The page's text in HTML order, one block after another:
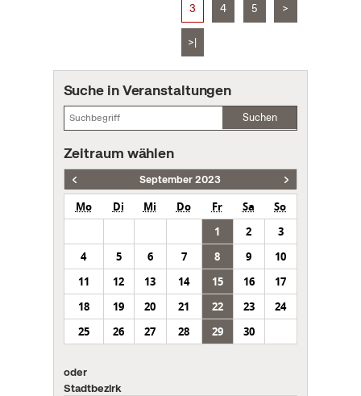
3 4 5 >
>|
Suche in Veranstaltungen
Suchen
Zeitraum wählen
September 2023
Mo Di Mi Do Fr Sa
So
1
2
3
4
5 6 7 8 9
10
11
12 13 14 15 16
17
18
19 20 21 22 23
24
25
26 27 28 29 30
oder
Stadtbezirk